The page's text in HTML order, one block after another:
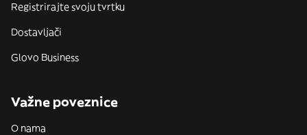
Registrirajte svoju tvrtku
Dostavljači
Glovo Business
Važne poveznice
O nama